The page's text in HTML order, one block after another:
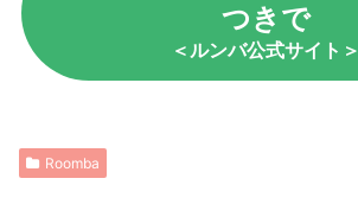
つきで
＜ルンバ公式サイト＞
Roomba